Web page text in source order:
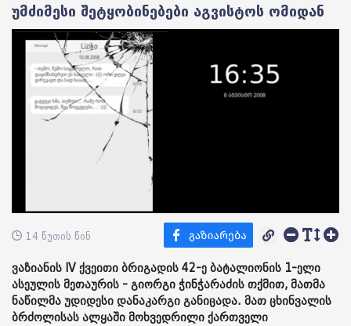
უმძიმესი შეტყობინებები აგვისტოს ომიდან
14 წუთის წინ
ვაზიანის IV ქვეითი ბრიგადის 42-ე ბატალიონის 1-ელი
ასეულის მეთაურის - გიორგი ჭინჭარაძის თქმით, მათმა
ნაწილმა უდიდესი დანაკარგი განიცადა. მათ ცხინვალის
ბრძოლისას ალყაში მოხვედრილი ქართველი